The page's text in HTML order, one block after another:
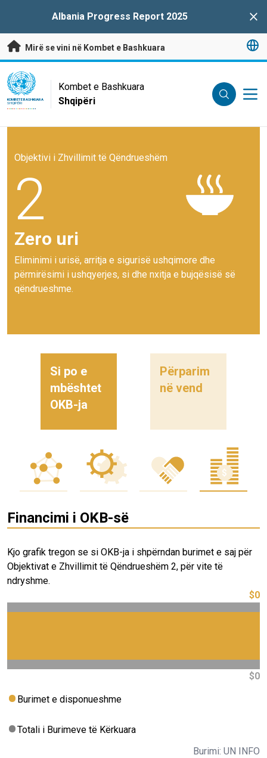
Albania Progress Report 2025
Mirë se vini në Kombet e Bashkuara
UN Logo
KOMBET E BASHKUARA
SHQIPËRI
Kombet e Bashkuara
Shqipëri
Objektivi i Zhvillimit të Qëndrueshëm
2
Zero uri
Eliminimi i urisë, arritja e sigurisë ushqimore dhe
përmirësimi i ushqyerjes, si dhe nxitja e bujqësisë së
qëndrueshme.
Si po e
mbështet
OKB-ja
Përparim
në vend
Financimi i OKB-së
Kjo grafik tregon se si OKB-ja i shpërndan burimet e saj për
Objektivat e Zhvillimit të Qëndrueshëm 2, për vite të
ndryshme.
$0
$0
Burimet e disponueshme
Totali i Burimeve të Kërkuara
Burimi: UN INFO